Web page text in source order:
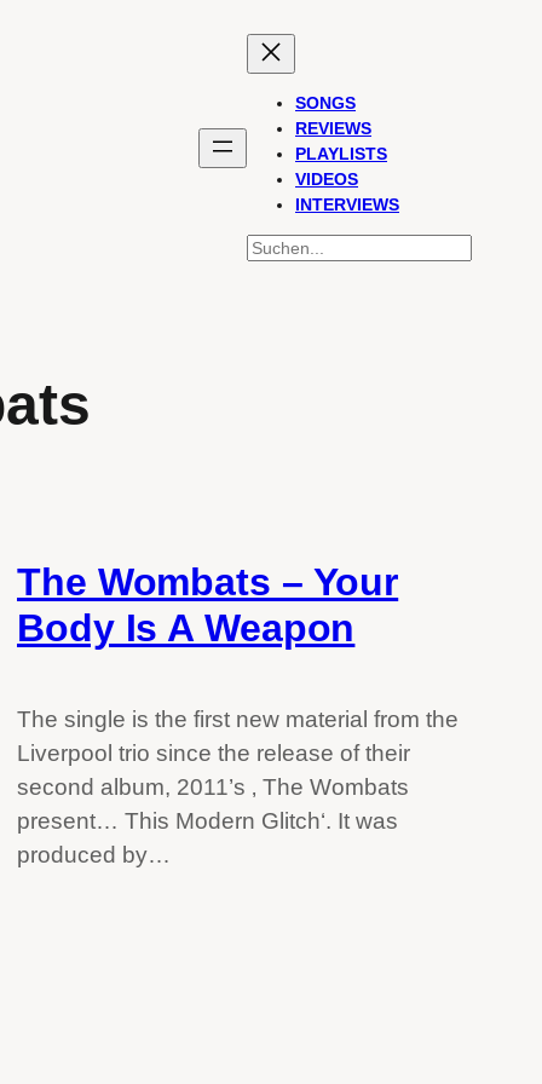
SONGS
REVIEWS
PLAYLISTS
VIDEOS
INTERVIEWS
SUCHEN
The Wombats – Your
Body Is A Weapon
The single is the first new material from the
Liverpool trio since the release of their
second album, 2011’s ‚ The Wombats
present… This Modern Glitch‘. It was
produced by…